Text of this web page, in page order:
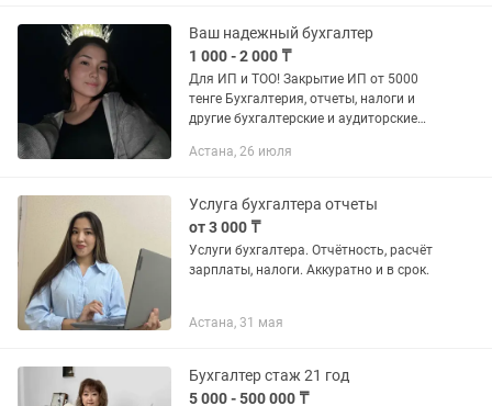
Ваш надежный бухгалтер
1 000 - 2 000 ₸
Для ИП и ТОО! Закрытие ИП от 5000
тенге Бухгалтерия, отчеты, налоги и
другие бухгалтерские и аудиторские
Авр ЭСФ 3000
Астана, 26 июля
Услуга бухгалтера отчеты
от 3 000 ₸
Услуги бухгалтера. Отчётность, расчёт
зарплаты, налоги. Аккуратно и в срок.
Астана, 31 мая
Бухгалтер стаж 21 год
5 000 - 500 000 ₸